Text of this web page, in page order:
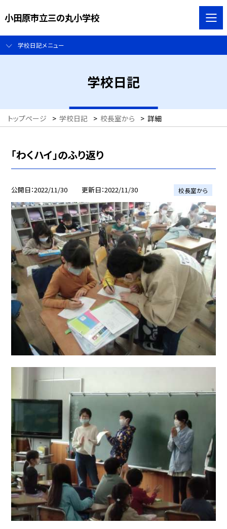
小田原市立三の丸小学校
学校日記メニュー
学校日記
トップページ > 学校日記 > 校長室から > 詳細
「わくハイ」のふり返り
公開日 2022/11/30 更新日 2022/11/30 校長室から